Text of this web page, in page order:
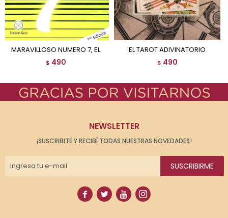
MARAVILLOSO NUMERO 7, EL
$ 490
EL TAROT ADIVINATORIO
$ 490
NEWSLETTER
¡SUSCRIBITE Y RECIBÍ TODAS NUESTRAS NOVEDADES!
SUSCRIBIRME
   